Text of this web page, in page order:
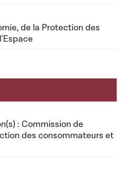
de la Protection des
: Commission de
des consommateurs et